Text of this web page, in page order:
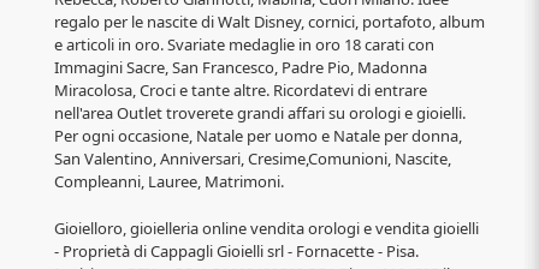
regalo per le nascite di Walt Disney, cornici, portafoto, album
e articoli in oro. Svariate medaglie in oro 18 carati con
Immagini Sacre, San Francesco, Padre Pio, Madonna
Miracolosa, Croci e tante altre. Ricordatevi di entrare
nell'area Outlet troverete grandi affari su orologi e gioielli.
Per ogni occasione, Natale per uomo e Natale per donna,
San Valentino, Anniversari, Cresime,Comunioni, Nascite,
Compleanni, Lauree, Matrimoni.
Gioielloro, gioielleria online vendita orologi e vendita gioielli
- Proprietà di Cappagli Gioielli srl - Fornacette - Pisa.